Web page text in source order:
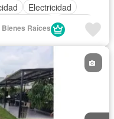
Electricidad
Internet
Seguridad privada
Raíces